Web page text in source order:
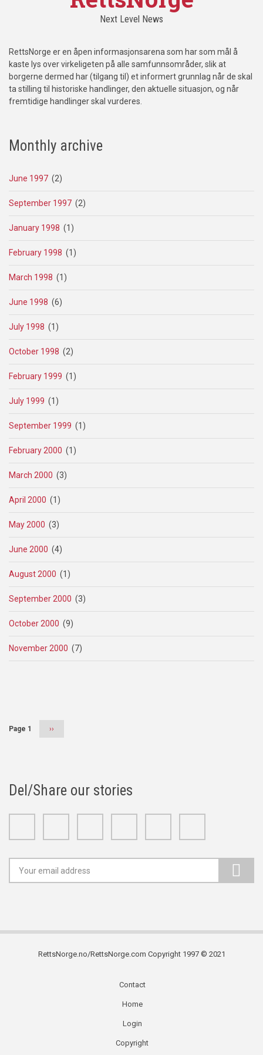
Next Level News
RettsNorge er en åpen informasjonsarena som har som mål å
kaste lys over virkeligeten på alle samfunnsområder, slik at
borgerne dermed har (tilgang til) et informert grunnlag når de skal
ta stilling til historiske handlinger, den aktuelle situasjon, og når
fremtidige handlinger skal vurderes.
Monthly archive
June 1997 (2)
September 1997 (2)
January 1998 (1)
February 1998 (1)
March 1998 (1)
June 1998 (6)
July 1998 (1)
October 1998 (2)
February 1999 (1)
July 1999 (1)
September 1999 (1)
February 2000 (1)
March 2000 (3)
April 2000 (1)
May 2000 (3)
June 2000 (4)
August 2000 (1)
September 2000 (3)
October 2000 (9)
November 2000 (7)
Page 1
Next
››
Del/Share our stories
RettsNorge.no/RettsNorge.com Copyright 1997 © 2021
Contact
Home
Login
Copyright